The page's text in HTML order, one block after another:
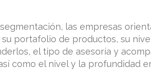
las empresas
portafolio de productos, su
el tipo de asesoría y
como el nivel y la profundidad